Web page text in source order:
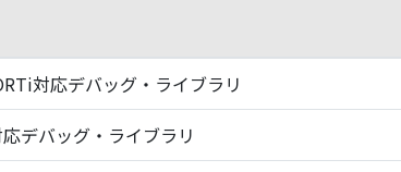
対応デバッグ・ライブラリ
デバッグ・ライブラリ